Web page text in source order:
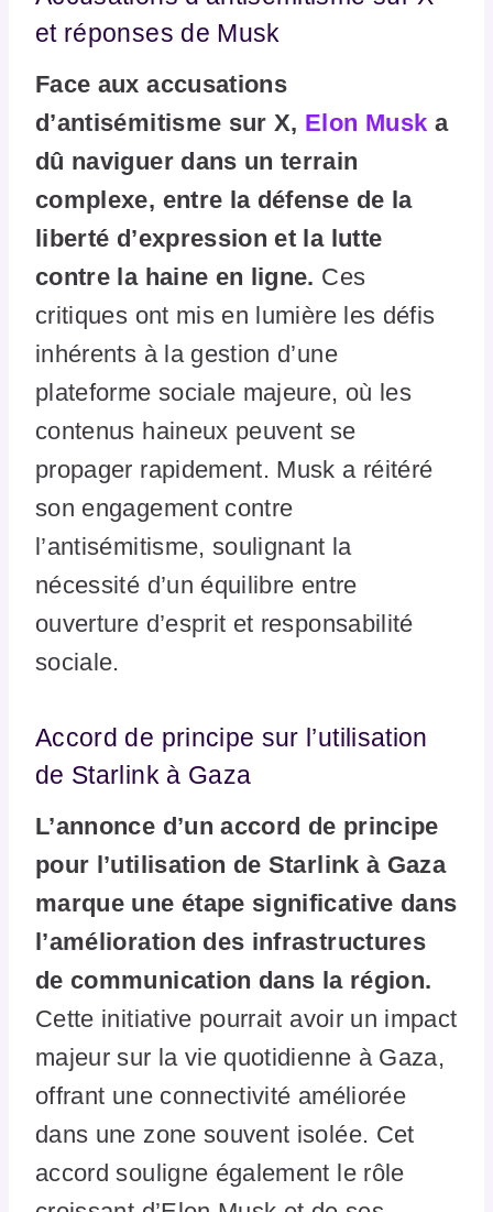
et réponses de Musk
Face aux accusations
d’antisémitisme sur X, Elon Musk a
dû naviguer dans un terrain
complexe, entre la défense de la
liberté d’expression et la lutte
contre la haine en ligne. Ces
critiques ont mis en lumière les défis
inhérents à la gestion d’une
plateforme sociale majeure, où les
contenus haineux peuvent se
propager rapidement. Musk a réitéré
son engagement contre
l’antisémitisme, soulignant la
nécessité d’un équilibre entre
ouverture d’esprit et responsabilité
sociale.
Accord de principe sur l’utilisation
de Starlink à Gaza
L’annonce d’un accord de principe
pour l’utilisation de Starlink à Gaza
marque une étape significative dans
l’amélioration des infrastructures
de communication dans la région.
Cette initiative pourrait avoir un impact
majeur sur la vie quotidienne à Gaza,
offrant une connectivité améliorée
dans une zone souvent isolée. Cet
accord souligne également le rôle